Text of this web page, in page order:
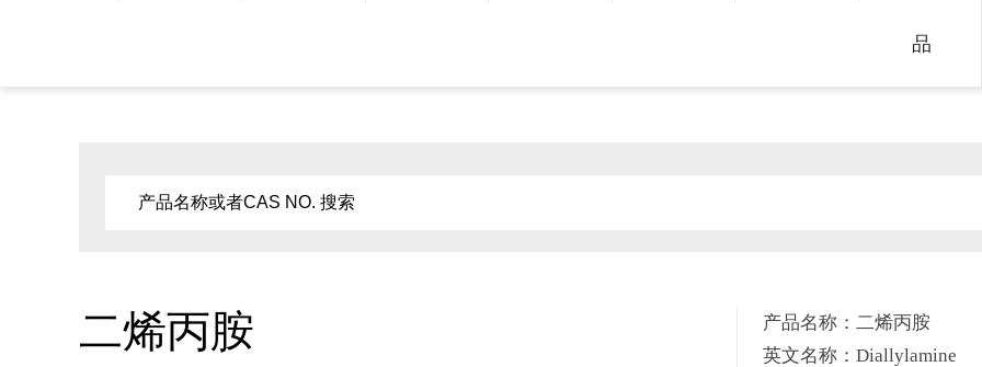
品
二烯丙胺
产品名称：二烯丙胺
英文名称：Diallylamine